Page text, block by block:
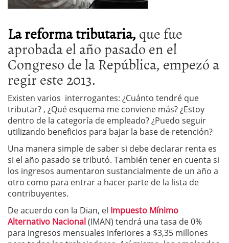
La reforma tributaria,que fue
aprobada el año pasado en el
Congreso de la República, empezó a
regir este 2013.
Existen varios interrogantes: ¿Cuánto tendré que
tributar? , ¿Qué esquema me conviene más? ¿Estoy
dentro de la categoría de empleado? ¿Puedo seguir
utilizando beneficios para bajar la base de retención?
Una manera simple de saber si debe declarar renta es
si el año pasado se tributó. También tener en cuenta si
los ingresos aumentaron sustancialmente de un año a
otro como para entrar a hacer parte de la lista de
contribuyentes.
De acuerdo con la Dian, el Impuesto Mínimo
Alternativo Nacional(IMAN) tendrá una tasa de 0%
para ingresos mensuales inferiores a $3,35 millones